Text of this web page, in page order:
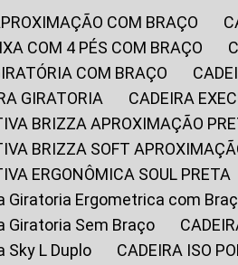
COM BRAÇO
COM 4 PÉS COM BRAÇO
COM BRAÇO
GIRATORIA
CADEIRA
BRIZZA APROXIMAÇÃO
BRIZZA SOFT
ERGONÔMICA SOUL PRETA
Giratoria Ergometrica com
Giratoria Sem Braço
Sky L Duplo
CADEIRA ISO